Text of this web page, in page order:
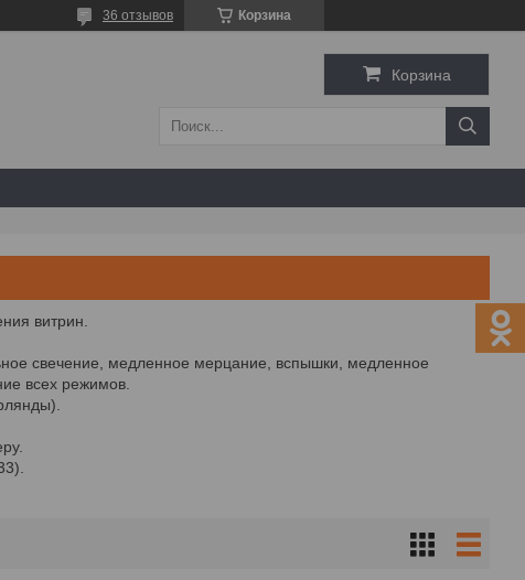
Корзина
36 отзывов
Корзина
витрин.
свечение, медленное мерцание, вспышки, медленное
всех режимов.